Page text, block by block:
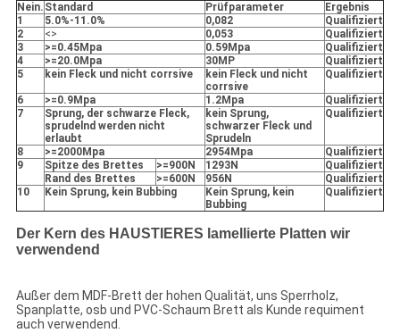
Nein. Standard Prüfparameter
Ergebnis
1
5.0%-11.0% 0,082
Qualifiziert
2
<> 0,053
Qualifiziert
3
>=0.45Mpa 0.59Mpa
Qualifiziert
4
>=20.0Mpa 30MP
Qualifiziert
5
kein Fleck und nicht corrsive
kein Fleck und nicht
corrsive
Qualifiziert
6 >=0.9Mpa 1.2Mpa
Qualifiziert
7
Sprung, der schwarze Fleck,
sprudelnd werden nicht
erlaubt
kein Sprung,
schwarzer Fleck und
Sprudeln
Qualifiziert
8 >=2000Mpa 2954Mpa
Qualifiziert
9
Spitze des Brettes >=900N 1293N
Qualifiziert
Rand des Brettes
>=600N 956N
Qualifiziert
10
Kein Sprung, kein Bubbing
Kein Sprung, kein
Bubbing
Qualifiziert
Der Kern des HAUSTIERES lamellierte Platten wir
verwendend
Außer dem MDF-Brett der hohen Qualität, uns Sperrholz,
Spanplatte, osb und PVC-Schaum Brett als Kunde requiment
auch verwendend.